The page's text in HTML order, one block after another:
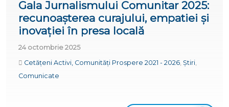
Gala Jurnalismului Comunitar 2025:
recunoașterea curajului, empatiei și
inovației în presa locală
24 octombrie 2025
Cetățeni Activi, Comunități Prospere 2021 - 2026 Știri
Comunicate